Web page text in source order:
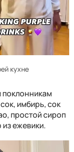
кухне
поклонникам
имбирь, сок
простой сироп
ежевики.